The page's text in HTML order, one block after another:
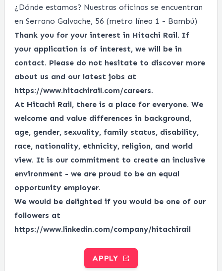
¿Dónde estamos? Nuestras oficinas se encuentran
en Serrano Galvache, 56 (metro línea 1 - Bambú)
Thank you for your interest in Hitachi Rail. If
your application is of interest, we will be in
contact. Please do not hesitate to discover more
about us and our latest jobs at
https://www.hitachirail.com/careers.
At Hitachi Rail, there is a place for everyone. We
welcome and value differences in background,
age, gender, sexuality, family status, disability,
race, nationality, ethnicity, religion, and world
view. It is our commitment to create an inclusive
environment - we are proud to be an equal
opportunity employer.
We would be delighted if you would be one of our
followers at
https://www.linkedin.com/company/hitachirail
APPLY